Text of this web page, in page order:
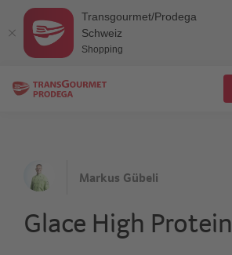
Transgourmet/Prodega
Schweiz
Shopping
Markus Gübeli
Glace High Protein